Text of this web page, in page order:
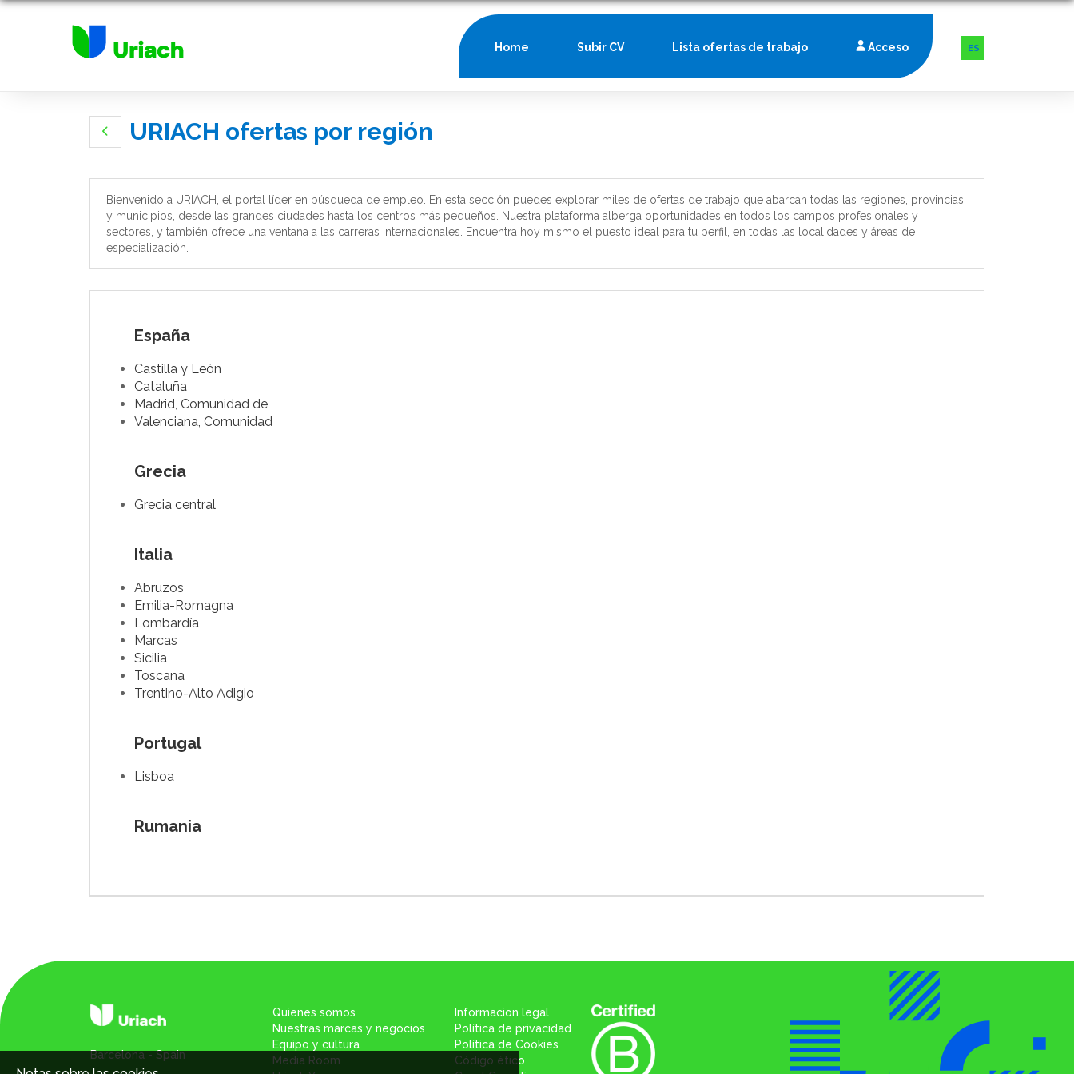
Home Subir CV Lista ofertas de trabajo Acceso ES
URIACH ofertas por región
Bienvenido a URIACH, el portal líder en búsqueda de empleo. En esta sección puedes explorar miles de ofertas de trabajo que abarcan todas las regiones, provincias
y municipios, desde las grandes ciudades hasta los centros más pequeños. Nuestra plataforma alberga oportunidades en todos los campos profesionales y
sectores, y también ofrece una ventana a las carreras internacionales. Encuentra hoy mismo el puesto ideal para tu perfil, en todas las localidades y áreas de
especialización.
España
Castilla y León
Cataluña
Madrid, Comunidad de
Valenciana, Comunidad
Grecia
Grecia central
Italia
Abruzos
Emilia-Romagna
Lombardía
Marcas
Sicilia
Toscana
Trentino-Alto Adigio
Portugal
Lisboa
Rumania
Barcelona - Spain
Quienes somos
Nuestras marcas y negocios
Equipo y cultura
Media Room
Informacion legal
Política de privacidad
Política de Cookies
Código ético